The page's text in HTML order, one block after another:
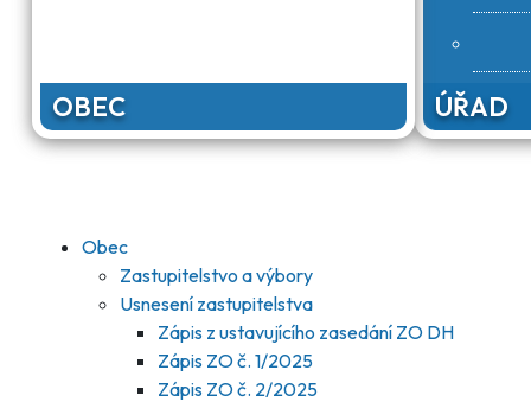
OBEC ÚŘAD
Obec
Zastupitelstvo a výbory
Usnesení zastupitelstva
Zápis z ustavujícího zasedání ZO DH
Zápis ZO č. 1/2025
Zápis ZO č. 2/2025